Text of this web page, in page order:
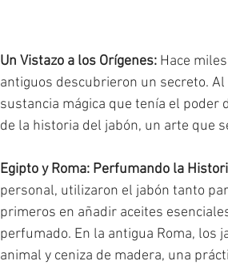
Un Vistazo a los Orígenes: Hace
antiguos descubrieron un secreto.
sustancia mágica que tenía el poder
de la historia del jabón, un arte que
Egipto y Roma: Perfumando la
personal, utilizaron el jabón tanto
primeros en añadir aceites
perfumado. En la antigua Roma, los
animal y ceniza de madera, una